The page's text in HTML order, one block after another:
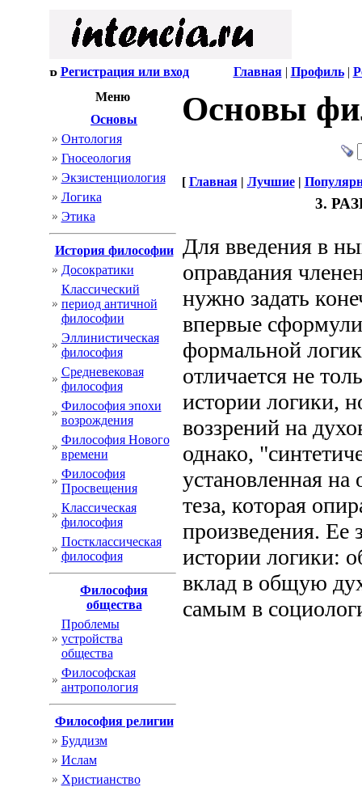
Регистрация или вход Главная| Профиль|
Меню
Основы
Онтология
Гносеология
Экзистенциология
Логика
Этика
История философии
Досократики
Классический
период античной
философии
Эллинистическая
философия
Cредневековая
философия
Философия эпохи
возрождения
Философия Нового
времени
Философия
Просвещения
Классическая
философия
Постклассическая
философия
Философия
общества
Проблемы
устройства
общества
Философская
антропология
Философия религии
Буддизм
Ислам
Христианство
Основы
[ Главная| Лучшие|
3.
Для введения в
оправдания
нужно задать
впервые
формальной
отличается не
истории логики,
воззрений на
однако,
установленная
теза, которая
произведения. Ее
истории логики:
вклад в общую
самым в